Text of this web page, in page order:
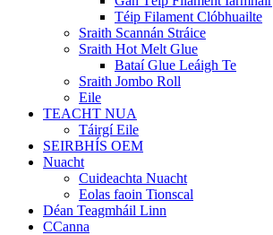
Téip Filament Clóbhuailte
Sraith Scannán Stráice
Sraith Hot Melt Glue
Bataí Glue Leáigh Te
Sraith Jombo Roll
Eile
TEACHT NUA
Táirgí Eile
SEIRBHÍS OEM
Nuacht
Cuideachta Nuacht
Eolas faoin Tionscal
Déan Teagmháil Linn
CCanna